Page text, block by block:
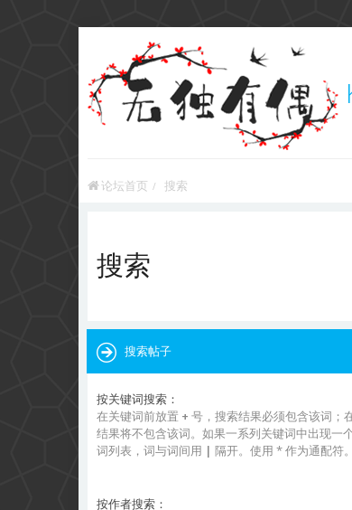
论坛首页 搜索
搜索
搜索帖子
按关键词搜索：
在关键词前放置 + 号，搜索结果必须包含该词；
结果将不包含该词。如果一系列关键词中出现一
词列表，词与词间用 | 隔开。使用 * 作为通配符。
按作者搜索：